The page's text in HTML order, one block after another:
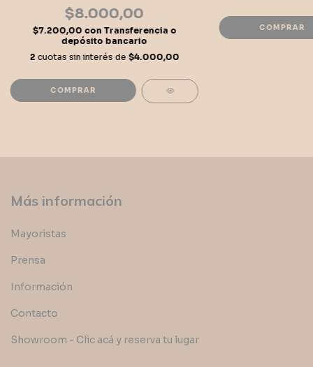
$8.000,00
$7.200,00 con Transferencia o
depósito bancario
2 cuotas sin interés de $4.000,00
COMPRAR
Más información
Mayoristas
Prensa
Información
Contacto
Showroom - Clic acá y reserva tu lugar